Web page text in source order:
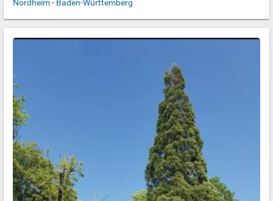
Nordheim- Baden-Württemberg